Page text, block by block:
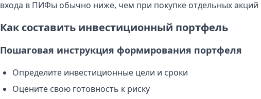
входа в ПИФы обычно ниже, чем при покупке отдельных акций
Как составить инвестиционный портфель
Пошаговая инструкция формирования портфеля
Определите инвестиционные цели и сроки
Оцените свою готовность к риску